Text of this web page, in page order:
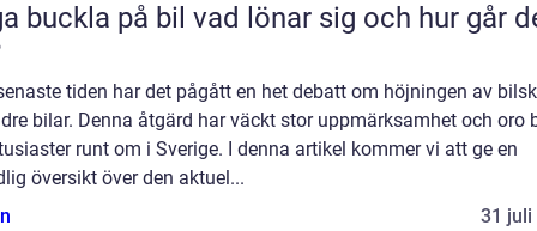
på bil vad lönar sig och hur går det
tiden har det pågått en het debatt om höjningen av
bilar. Denna åtgärd har väckt stor uppmärksamhet och oro
runt om i Sverige. I denna artikel kommer vi att ge en
översikt över den aktuel...
31 juli